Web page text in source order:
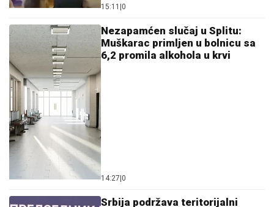
15:11 |0
Nezapamćen slučaj u Splitu:
Muškarac primljen u bolnicu sa
6,2 promila alkohola u krvi
14:27|0
Srbija podržava teritorijalni